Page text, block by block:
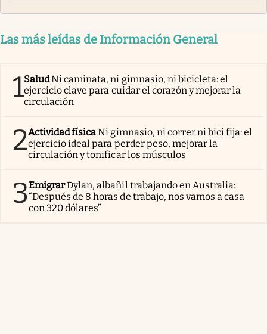
Las más leídas de Información General
1SaludNi caminata, ni gimnasio, ni bicicleta: el
ejercicio clave para cuidar el corazón y mejorar la
circulación
2Actividad físicaNi gimnasio, ni correr ni bici fija: el
ejercicio ideal para perder peso, mejorar la
circulación y tonificar los músculos
3EmigrarDylan, albañil trabajando en Australia:
“Después de 8 horas de trabajo, nos vamos a casa
con 320 dólares”